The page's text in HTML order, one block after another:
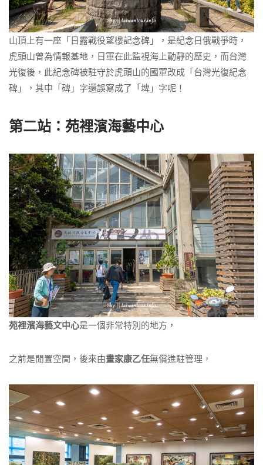
山頂上有一座「日露戰役望樓記念碑」，是紀念日俄戰爭時，
虎頭山曾為情報基地，日軍在此監視海上動靜的歷史，而台灣
光復後，此紀念碑被駐守於虎頭山的國軍改成「台灣光復紀念
碑」，其中「碑」字還誤寫成了「埤」字呢！
第二站：苑裡濱海藝中心
苑裡濱海藝文中心是一個非常特別的地方，
之前是閒置空間，後來由畫家康乙任無償進駐管理，